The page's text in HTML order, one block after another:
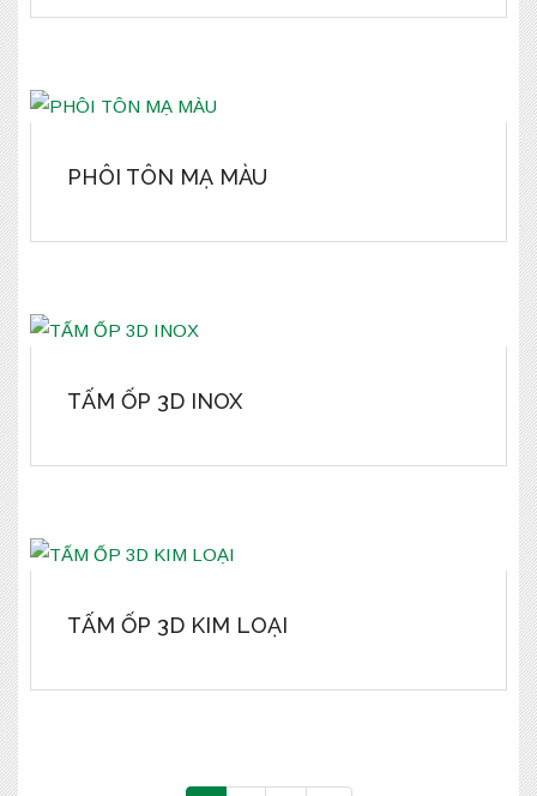
PHÔI TÔN MẠ MÀU
TẤM ỐP 3D INOX
TẤM ỐP 3D KIM LOẠI